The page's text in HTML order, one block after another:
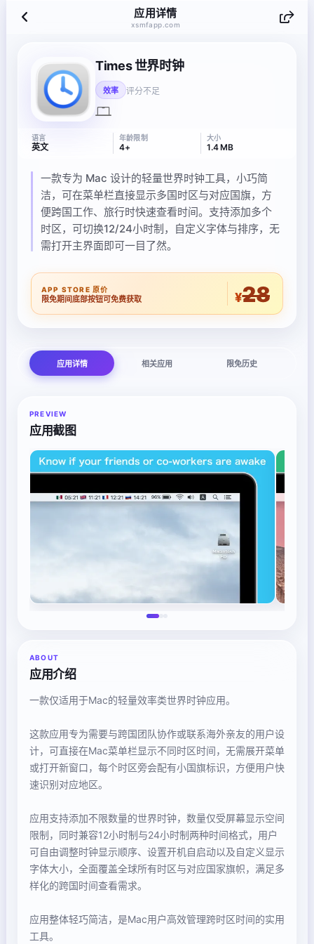
应用详情
xsmfapp.com
Times 世界时钟
效率 评分不足
语言
英文
年龄限制
4+
大小
1.4 MB
一款专为 Mac 设计的轻量世界时钟工具，小巧简
洁，可在菜单栏直接显示多国时区与对应国旗，方
便跨国工作、旅行时快速查看时间。支持添加多个
时区，可切换12/24小时制，自定义字体与排序，无
需打开主界面即可一目了然。
APP STORE 原价
限免期间底部按钮可免费获取 ¥28
应用详情 相关应用 限免历史
PREVIEW
应用截图
ABOUT
应用介绍
一款仅适用于Mac的轻量效率类世界时钟应用。
这款应用专为需要与跨国团队协作或联系海外亲友的用户设
计，可直接在Mac菜单栏显示不同时区时间，无需展开菜单
或打开新窗口，每个时区旁会配有小国旗标识，方便用户快
速识别对应地区。
应用支持添加不限数量的世界时钟，数量仅受屏幕显示空间
限制，同时兼容12小时制与24小时制两种时间格式，用户
可自由调整时钟显示顺序、设置开机自启动以及自定义显示
字体大小，全面覆盖全球所有时区与对应国家旗帜，满足多
样化的跨国时间查看需求。
应用整体轻巧简洁，是Mac用户高效管理跨时区时间的实用
工具。